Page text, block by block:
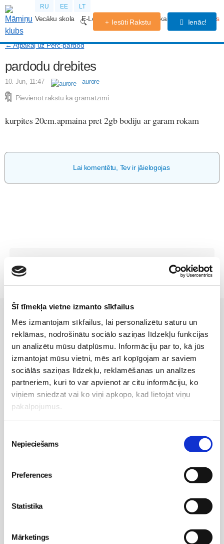
Šī tīmekļa vietne izmanto sīkfailus
Mēs izmantojam sīkfailus, lai personalizētu saturu un
reklāmas, nodrošinātu sociālo saziņas līdzekļu funkcijas
un analizētu mūsu datplūsmu. Informāciju par to, kā jūs
izmantojat mūsu vietni, mēs arī kopīgojam ar saviem
sociālās saziņas līdzekļu, reklamēšanas un analīzes
partneriem, kuri to var apvienot ar citu informāciju, ko
viņiem sniedzat vai ko viņi apkopo, kad lietojat viņu
pakalpojumus.
izvēle
Nepieciešams
Preferences
Statistika
Mārketings
RU EE LT
Vecāku skola E-Lekcijas Grūtniecības kalendārs Forums
Iesūti Rakstu Ienāc!
← Atpakaļ uz Pērc-pārdod
pardodu drebites
10. Jun, 11:47 aurore
Pievienot rakstu kā grāmatzīmi
kurpites 20cm.apmaina pret 2gb bodiju ar garam rokam
Lai komentētu, Tev ir jāielogojas
Vēl Māmiņu Klubā:
Grūtniecība
Dzemdību iestādes Latvijā
Dzemdību sagatavošanas kursi
Grūtniecības veselīga norise
Dzemdības
Sports grūtniecības laikā
Uzturs
Vecmāšu vizītes mājās
Mans bērns
Jaundzimušais
Psiholoģija